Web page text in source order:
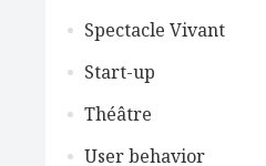
Spectacle Vivant
Start-up
Théâtre
User behavior